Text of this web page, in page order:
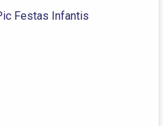
Festas Infantis